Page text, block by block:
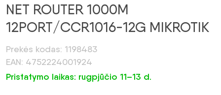
NET ROUTER 1000M
12PORT/CCR1016-12G MIKROTIK
Prekės kodas: 1198483
EAN: 4752224001924
Pristatymo laikas: rugpjūčio 11–13 d.